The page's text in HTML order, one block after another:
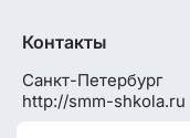
Контакты
Санкт-Петербург
http://smm-shkola.ru